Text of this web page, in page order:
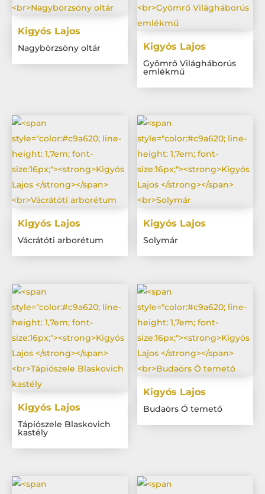
Kigyós Lajos
Nagybörzsöny oltár Kigyós Lajos
Gyömrő Világháborús
emlékmű
Kigyós Lajos
Vácrátóti arborétum
Kigyós Lajos
Solymár
Kigyós Lajos
Tápiószele Blaskovich
kastély
Kigyós Lajos
Budaörs Ó temető